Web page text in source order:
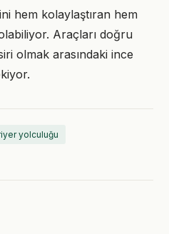
hem kolaylaştıran hem
Araçları doğru
olmak arasındaki ince
yolculuğu